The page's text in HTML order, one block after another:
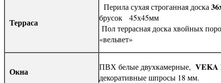
Терраса
Перила сухая строганная доска
брусок 45х45мм
Пол террасная доска хвойных
«вельвет»
Окна ПВХ белые двухкамерные, VEKA
декоративные шпросы 18 мм.